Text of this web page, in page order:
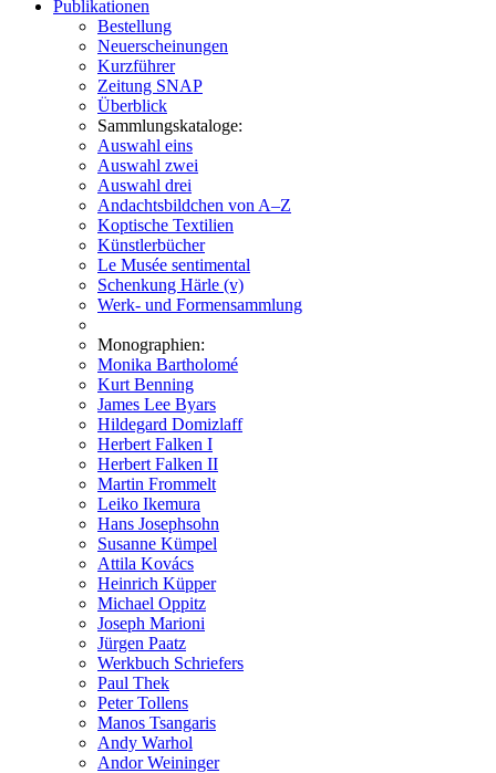
Publikationen
Bestellung
Neuerscheinungen
Kurzführer
Zeitung SNAP
Überblick
Sammlungskataloge:
Auswahl eins
Auswahl zwei
Auswahl drei
Andachtsbildchen von A–Z
Koptische Textilien
Künstlerbücher
Le Musée sentimental
Schenkung Härle (v)
Werk- und Formensammlung
Monographien:
Monika Bartholomé
Kurt Benning
James Lee Byars
Hildegard Domizlaff
Herbert Falken I
Herbert Falken II
Martin Frommelt
Leiko Ikemura
Hans Josephsohn
Susanne Kümpel
Attila Kovács
Heinrich Küpper
Michael Oppitz
Joseph Marioni
Jürgen Paatz
Werkbuch Schriefers
Paul Thek
Peter Tollens
Manos Tsangaris
Andy Warhol
Andor Weininger